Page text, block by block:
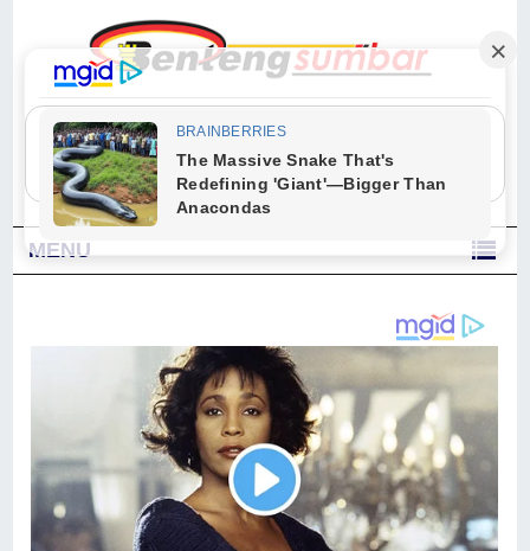
"Sesungguhnya Allah dan para malaikat-Nya berselawat untuk Nabi.
Wahai orang-orang yang beriman, berselawatlah kamu untuk Nabi dan
ucapkanlah salam dengan penuh penghormatan kepadanya." (Qs. Al
Ahzab Ayat 56)
MENU